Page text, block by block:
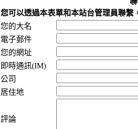
您可以透過本表單和本站台管理員聯
您的大名
電子郵件
您的網址
即時通訊(IM)
公司
居住地
評論